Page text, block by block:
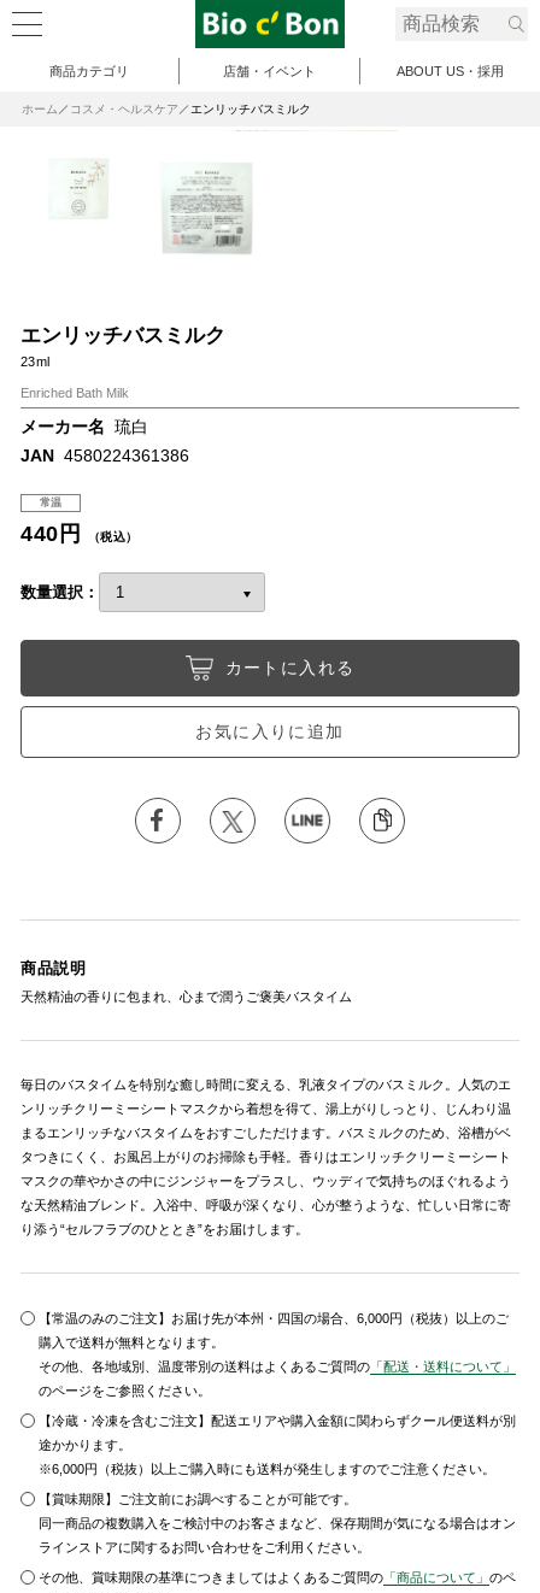
商品カテゴリ 店舗・イベント ABOUT US・採用
ホーム コスメ・ヘルスケア エンリッチバスミルク
エンリッチバスミルク
23ml
Enriched Bath Milk
メーカー名 琉白
JAN 4580224361386
常温
440円 （税込）
数量選択：
カートに入れる
お気に入りに追加
商品説明
天然精油の香りに包まれ、心まで潤うご褒美バスタイム
毎日のバスタイムを特別な癒し時間に変える、乳液タイプのバスミルク。人気のエ
ンリッチクリーミーシートマスクから着想を得て、湯上がりしっとり、じんわり温
まるエンリッチなバスタイムをおすごしただけます。バスミルクのため、浴槽がベ
タつきにくく、お風呂上がりのお掃除も手軽。香りはエンリッチクリーミーシート
マスクの華やかさの中にジンジャーをプラスし、ウッディで気持ちのほぐれるよう
な天然精油ブレンド。入浴中、呼吸が深くなり、心が整うような、忙しい日常に寄
り添う“セルフラブのひととき”をお届けします。
【常温のみのご注文】お届け先が本州・四国の場合、6,000円（税抜）以上のご
購入で送料が無料となります。
その他、各地域別、温度帯別の送料はよくあるご質問の 「配送・送料について」
のページをご参照ください。
【冷蔵・冷凍を含むご注文】配送エリアや購入金額に関わらずクール便送料が別
途かかります。
※6,000円（税抜）以上ご購入時にも送料が発生しますのでご注意ください。
【賞味期限】ご注文前にお調べすることが可能です。
同一商品の複数購入をご検討中のお客さまなど、保存期間が気になる場合はオン
ラインストアに関するお問い合わせをご利用ください。
その他、賞味期限の基準につきましてはよくあるご質問の 「商品について」のペ